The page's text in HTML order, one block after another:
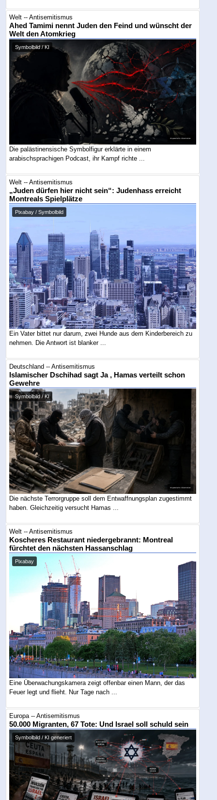
Welt -- Antisemitismus
Ahed Tamimi nennt Juden den Feind und wünscht der
Welt den Atomkrieg
Symbolbild / KI
Die palästinensische Symbolfigur erklärte in einem
arabischsprachigen Podcast, ihr Kampf richte ...
Welt -- Antisemitismus
„Juden dürfen hier nicht sein“: Judenhass erreicht
Montreals Spielplätze
Pixabay / Symbolbild
Ein Vater bittet nur darum, zwei Hunde aus dem Kinderbereich zu
nehmen. Die Antwort ist blanker ...
Deutschland -- Antisemitismus
Islamischer Dschihad sagt Ja , Hamas verteilt schon
Gewehre
Symbolbild / KI
Die nächste Terrorgruppe soll dem Entwaffnungsplan zugestimmt
haben. Gleichzeitig versucht Hamas ...
Welt -- Antisemitismus
Koscheres Restaurant niedergebrannt: Montreal
fürchtet den nächsten Hassanschlag
Pixabay
Eine Überwachungskamera zeigt offenbar einen Mann, der das
Feuer legt und flieht. Nur Tage nach ...
Europa -- Antisemitismus
50.000 Migranten, 67 Tote: Und Israel soll schuld sein
Symbolbild / KI generiert